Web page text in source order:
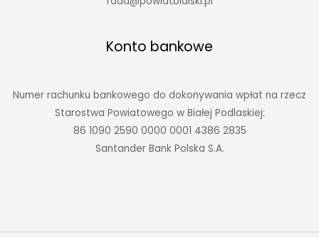
Konto bankowe
Numer rachunku bankowego do dokonywania wpłat na rzecz
Starostwa Powiatowego w Białej Podlaskiej:
86 1090 2590 0000 0001 4386 2835
Santander Bank Polska S.A.